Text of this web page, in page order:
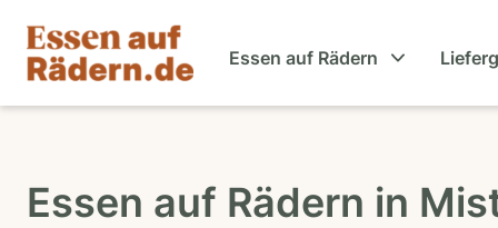
Essen auf Rädern
Essen auf Rädern in